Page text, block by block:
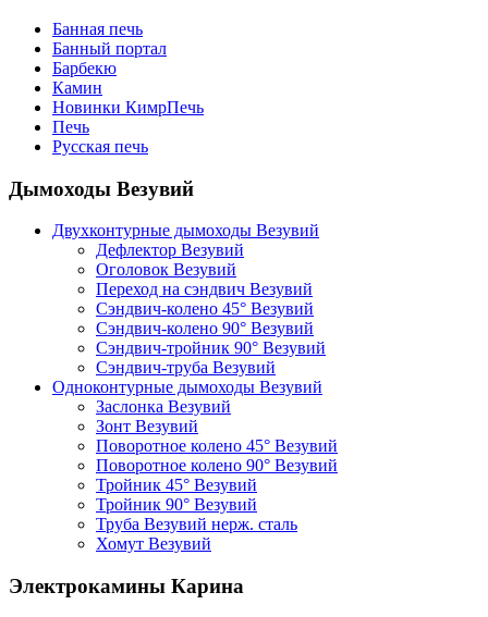
Банная печь
Банный портал
Барбекю
Камин
Новинки КимрПечь
Печь
Русская печь
Дымоходы Везувий
Двухконтурные дымоходы Везувий
Дефлектор Везувий
Оголовок Везувий
Переход на сэндвич Везувий
Сэндвич-колено 45° Везувий
Сэндвич-колено 90° Везувий
Сэндвич-тройник 90° Везувий
Сэндвич-труба Везувий
Одноконтурные дымоходы Везувий
Заслонка Везувий
Зонт Везувий
Поворотное колено 45° Везувий
Поворотное колено 90° Везувий
Тройник 45° Везувий
Тройник 90° Везувий
Труба Везувий нерж. сталь
Хомут Везувий
Электрокамины Карина